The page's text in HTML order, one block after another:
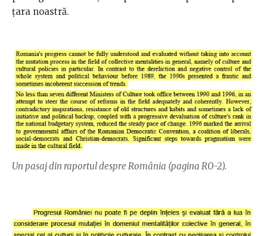
țara noastră.
Un pasaj din raportul despre România (pagina RO-2).